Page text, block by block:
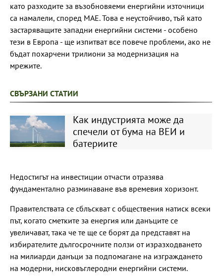
като разходите за възобновяеми енергийни източници
са намалели, според МАЕ. Това е неустойчиво, тъй като
застаряващите западни енергийни системи - особено
тези в Европа - ще изпитват все повече проблеми, ако не
бъдат похарчени трилиони за модернизация на
мрежите.
СВЪРЗАНИ СТАТИИ
Как индустрията може да
спечели от бума на ВЕИ и
батериите
Недостигът на инвестиции отчасти отразява
фундаментално разминаване във времевия хоризонт.
Правителствата се сблъскват с обществения натиск всеки
път, когато сметките за енергия или данъците се
увеличават, така че те ще се борят да представят на
избирателите дългосрочните ползи от изразходването
на милиарди данъци за подпомагане на изграждането
на модерни, нисковъглеродни енергийни системи.